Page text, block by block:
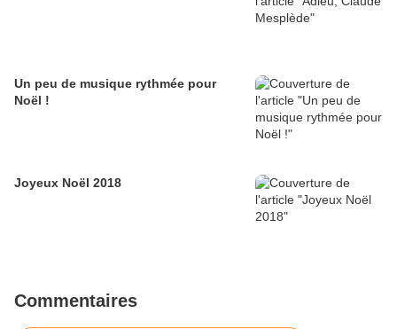
Un peu de musique rythmée pour
Noël !
Joyeux Noël 2018
Commentaires